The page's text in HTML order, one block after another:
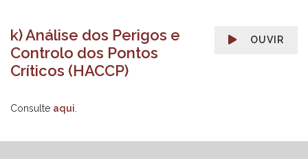
OUVIR
k) Análise dos Perigos e
Controlo dos Pontos
Críticos (HACCP)
Consulte aqui